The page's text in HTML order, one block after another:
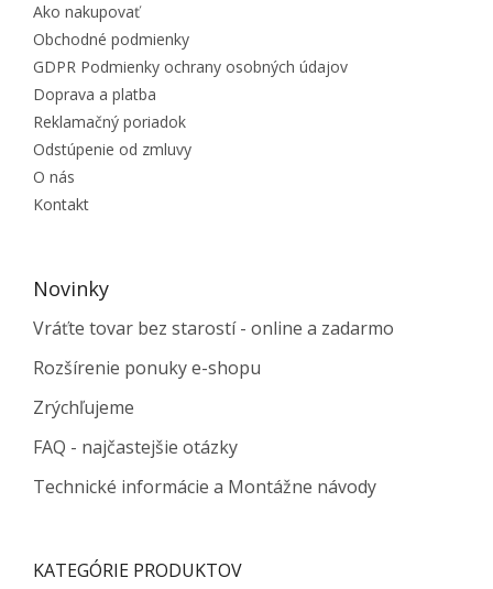
Ako nakupovať
Obchodné podmienky
GDPR Podmienky ochrany osobných údajov
Doprava a platba
Reklamačný poriadok
Odstúpenie od zmluvy
O nás
Kontakt
Novinky
Vráťte tovar bez starostí - online a zadarmo
Rozšírenie ponuky e-shopu
Zrýchľujeme
FAQ - najčastejšie otázky
Technické informácie a Montážne návody
KATEGÓRIE PRODUKTOV